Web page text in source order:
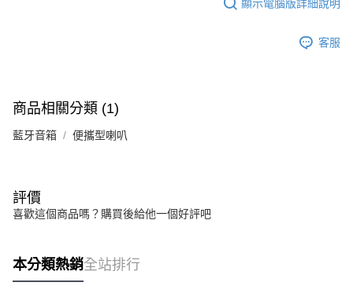
顯示電腦版詳細說明
客服
商品相關分類 (1)
藍牙音箱 便攜型喇叭
評價
喜歡這個商品嗎？購買後給他一個好評吧
本分類熱銷全站排行